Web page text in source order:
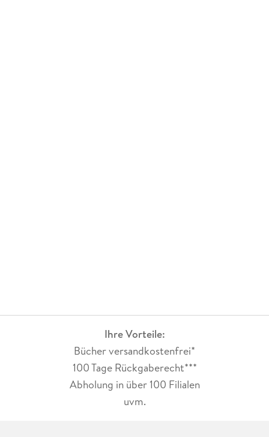
Ihre Vorteile:
Bücher versandkostenfrei*
100 Tage Rückgaberecht***
Abholung in über 100 Filialen
uvm.